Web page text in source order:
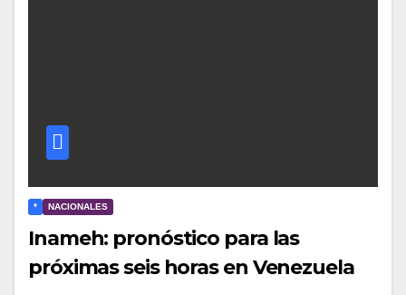
* NACIONALES
Inameh: pronóstico para las
próximas seis horas en Venezuela